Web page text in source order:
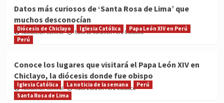
Datos más curiosos de ‘Santa Rosa de Lima’ que
muchos desconocían
Redacción Central hace 18 horas en Perú Católico
Diócesis de Chiclayo Iglesia Católica
Papa León XIV en Perú
Perú
Conoce los lugares que visitará el Papa León XIV en
Chiclayo, la diócesis donde fue obispo
Redacción Central hace 1 día en Perú Católico
Iglesia Católica La noticia de la semana
Perú
Santa Rosa de Lima